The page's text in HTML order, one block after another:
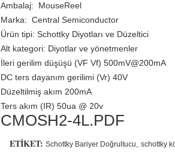
Ambalaj:
MouseReel
Marka: Central Semiconductor
Ürün tipi: Schottky Diyotları ve Düzeltici
Alt kategori: Diyotlar ve yönetmenler
İleri gerilim düşüşü (VF Vf) 500mV@200mA
DC ters dayanım gerilimi (Vr) 40V
Düzeltilmiş akım 200mA
Ters akım (IR) 50ua @ 20v
CMOSH2-4L.PDF
ETIKET: Schottky Bariyer Doğrultucu schottky